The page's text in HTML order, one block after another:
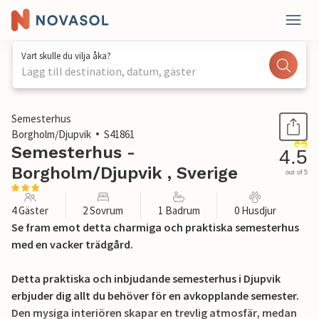
Vart skulle du vilja åka?
Lägg till destination, datum, gäster
1 / 19
Semesterhus
Borgholm/Djupvik
S41861
Semesterhus -
Borgholm/Djupvik , Sverige
4.5
out of 5
4 Gäster 2 Sovrum 1 Badrum 0 Husdjur
Se fram emot detta charmiga och praktiska semesterhus
med en vacker trädgård.
Detta praktiska och inbjudande semesterhus i Djupvik
erbjuder dig allt du behöver för en avkopplande semester.
Den mysiga interiören skapar en trevlig atmosfär, medan